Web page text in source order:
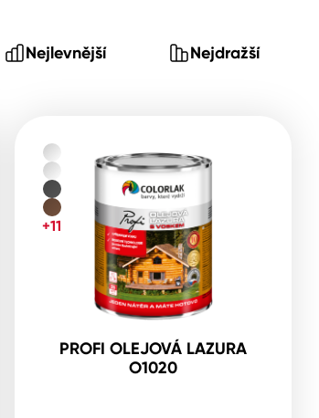
Nejlevnější Nejdražší
PROFI OLEJOVÁ LAZURA
O1020
+11